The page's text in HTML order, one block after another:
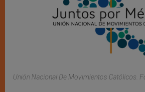
Unión Nacional De Movimientos Católicos.